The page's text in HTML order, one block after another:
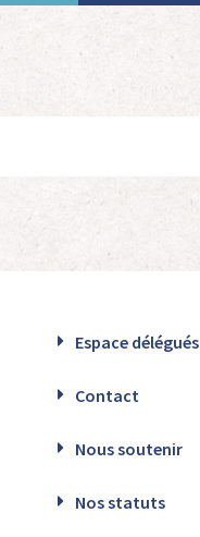
Espace délégués
Contact
Nous soutenir
Nos statuts